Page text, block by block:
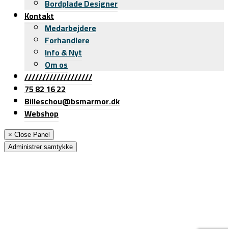
Bordplade Designer
Kontakt
Medarbejdere
Forhandlere
Info & Nyt
Om os
///////////////////
75 82 16 22
Billeschou@bsmarmor.dk
Webshop
× Close Panel
Administrer samtykke